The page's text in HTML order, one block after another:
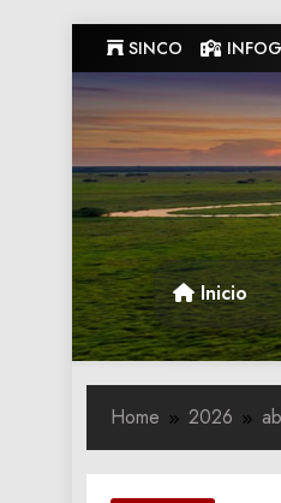
to
content
SINCO
Gobernacion de
Inicio
Home 2026